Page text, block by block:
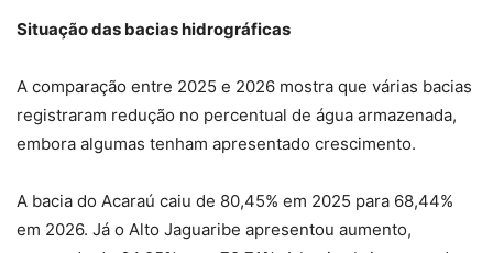
Situação das bacias hidrográficas
A comparação entre 2025 e 2026 mostra que várias bacias
registraram redução no percentual de água armazenada,
embora algumas tenham apresentado crescimento.
A bacia do Acaraú caiu de 80,45% em 2025 para 68,44%
em 2026. Já o Alto Jaguaribe apresentou aumento,